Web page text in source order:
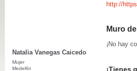
Natalia Vanegas Caicedo
Mujer
Medellín
http://
Muro
¡No hay
¡Tienes